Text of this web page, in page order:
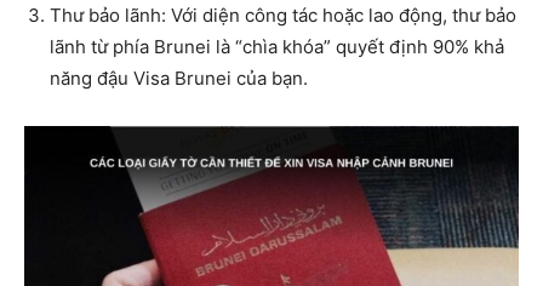
Thư bảo lãnh: Với diện công tác hoặc lao động, thư bảo
lãnh từ phía Brunei là “chìa khóa” quyết định 90% khả
năng đậu Visa Brunei của bạn.